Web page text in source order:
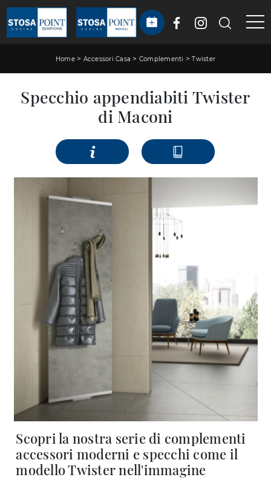
Home> Accessori Casa > Complementi >Twister
Specchio appendiabiti Twister
di Maconi
Scopri la nostra serie di complementi
accessori moderni e specchi come il
modello Twister nell'immagine